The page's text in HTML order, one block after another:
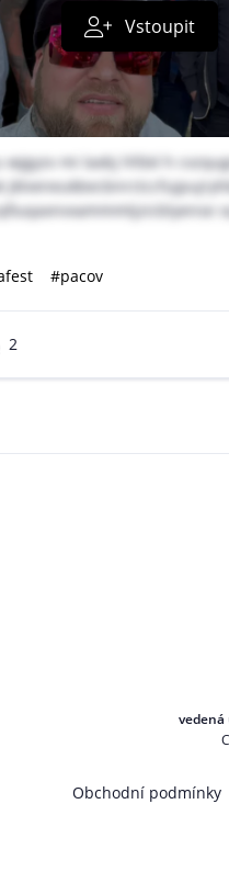
Vstoupit
mi laxbj hfdxl h
#pacov
2
vedená
Obchodní podmínky